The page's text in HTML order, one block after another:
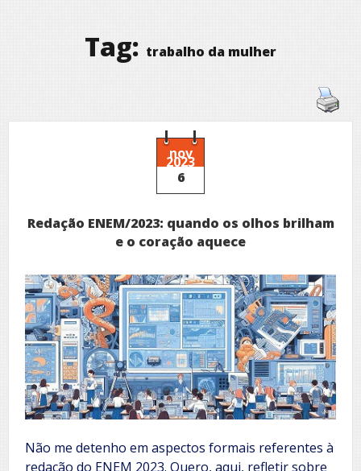
Tag: trabalho da mulher
nov
2023
6
Redação ENEM/2023: quando os olhos brilham
e o coração aquece
Não me detenho em aspectos formais referentes à
redação do ENEM 2023. Quero, aqui, refletir sobre